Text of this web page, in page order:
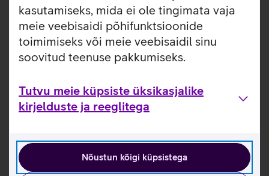
kasutamiseks, mida ei ole tingimata vaja
meie veebisaidi põhifunktsioonide
toimimiseks või meie veebisaidil sinu
soovitud teenuse pakkumiseks.
Tutvu meie küpsiste üksikasjalike
kirjelduste ja reeglitega
Nõustun kõigi küpsistega
Kliendihind:
759 €